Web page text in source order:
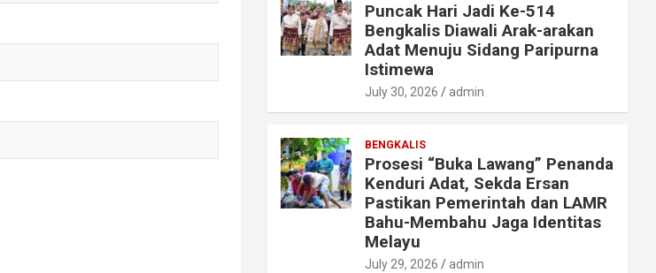
Puncak Hari Jadi Ke-514
Bengkalis Diawali Arak-arakan
Adat Menuju Sidang Paripurna
Istimewa
July 30, 2026 admin
BENGKALIS
Prosesi “Buka Lawang” Penanda
Kenduri Adat, Sekda Ersan
Pastikan Pemerintah dan LAMR
Bahu-Membahu Jaga Identitas
Melayu
July 29, 2026 admin